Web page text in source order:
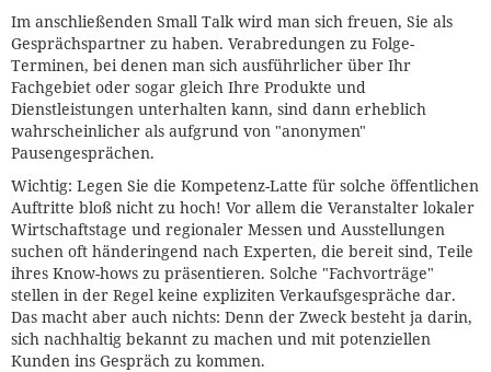
Im anschließenden Small Talk wird man sich freuen, Sie als
Gesprächspartner zu haben. Verabredungen zu Folge-
Terminen, bei denen man sich ausführlicher über Ihr
Fachgebiet oder sogar gleich Ihre Produkte und
Dienstleistungen unterhalten kann, sind dann erheblich
wahrscheinlicher als aufgrund von "anonymen"
Pausengesprächen.
Wichtig: Legen Sie die Kompetenz-Latte für solche öffentlichen
Auftritte bloß nicht zu hoch! Vor allem die Veranstalter lokaler
Wirtschaftstage und regionaler Messen und Ausstellungen
suchen oft händeringend nach Experten, die bereit sind, Teile
ihres Know-hows zu präsentieren. Solche "Fachvorträge"
stellen in der Regel keine expliziten Verkaufsgespräche dar.
Das macht aber auch nichts: Denn der Zweck besteht ja darin,
sich nachhaltig bekannt zu machen und mit potenziellen
Kunden ins Gespräch zu kommen.